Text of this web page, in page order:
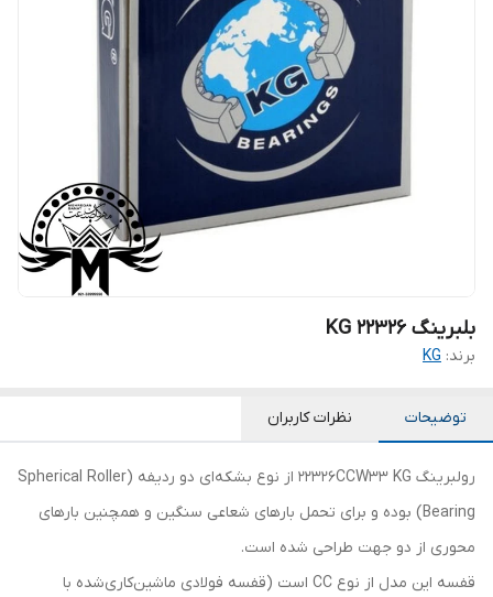
بلبرینگ KG 22326
برند: KG
توضیحات نظرات کاربران
رولبرینگ 22326CCW33 KG از نوع بشکه‌ای دو ردیفه (Spherical Roller
Bearing) بوده و برای تحمل بارهای شعاعی سنگین و همچنین بارهای
محوری از دو جهت طراحی شده است.
قفسه این مدل از نوع CC است (قفسه فولادی ماشین‌کاری‌شده با